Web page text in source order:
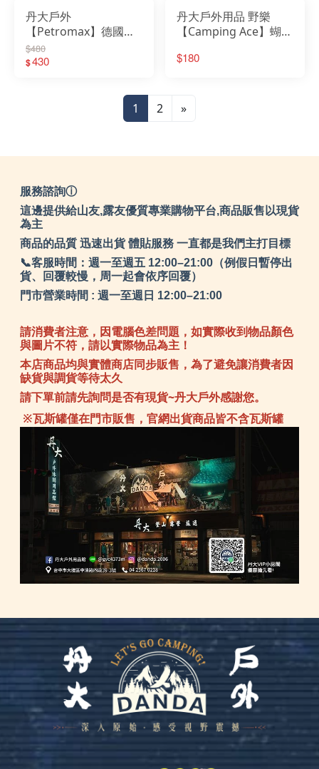
丹大戶外
【Petromax】德國
ENAMEL MUG 琺瑯咖
啡杯/琺瑯杯 黑/白 px-
$480
$430
丹大戶外用品 野樂
【Camping Ace】蝴蝶
700ml 登山露營輕量必
$180
1 2 »
服務諮詢ⓘ
這邊提供給山友,露友優質專業購物平台,商品販售以現貨
為主
商品的品質 迅速出貨 體貼服務 一直都是我們主打目標
📞客服時間：週一至週五 12:00–21:00（例假日暫停出
貨、回覆較慢，周一起會依序回覆）
門市營業時間 : 週一至週日 12:00–21:00
請消費者注意，因電腦色差問題，如實際收到物品顏色
與圖片不符，請以實際物品為主！
本店商品均與實體商店同步販售，為了避免讓消費者因
缺貨與調貨等待太久
請下單前請先詢問是否有現貨~丹大戶外感謝您。
※瓦斯罐僅在門市販售，官網出貨商品皆不含瓦斯罐